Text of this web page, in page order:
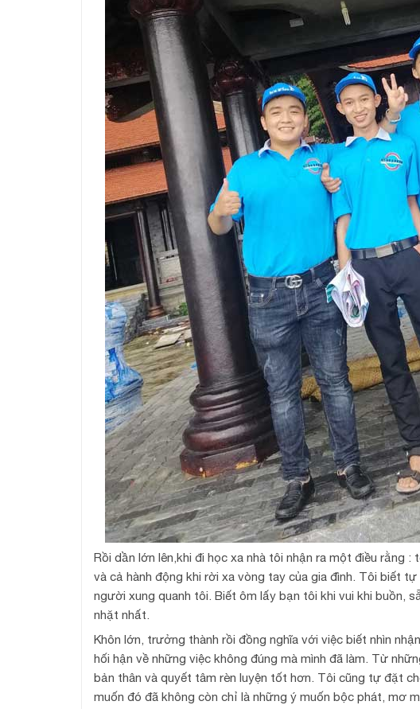
Rồi dần lớn lên,khi đi học xa nhà tôi nhận ra một điều rằng
và cả hành động khi rời xa vòng tay của gia đình. Tôi biết
người xung quanh tôi. Biết ôm lấy bạn tôi khi vui khi buồn,
nhặt nhất.
Khôn lớn, trưởng thành rồi đồng nghĩa với việc biết nhìn
hối hận về những việc không đúng mà mình đã làm. Từ
bản thân và quyết tâm rèn luyện tốt hơn. Tôi cũng tự đặt
muốn đó đã không còn chỉ là những ý muốn bộc phát, mơ